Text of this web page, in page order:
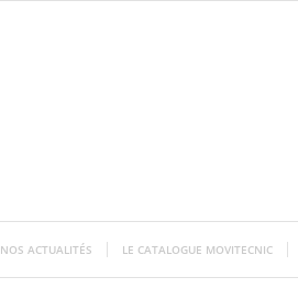
NOS ACTUALITÉS LE CATALOGUE MOVITECNIC